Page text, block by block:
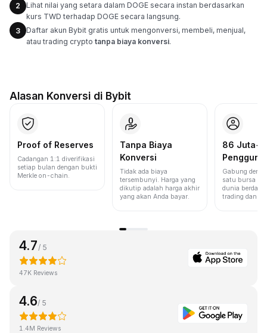
2
Lihat nilai yang setara dalam DOGE secara instan berdasarkan
kurs TWD terhadap DOGE secara langsung.
3
Daftar akun Bybit gratis untuk mengonversi, membeli, menjual,
atau trading crypto tanpa biaya konversi.
Alasan Konversi di Bybit
Proof of Reserves
Cadangan 1:1 diverifikasi
setiap bulan dengan bukti
Merkle on-chain.
Tanpa Biaya
Konversi
Tidak ada biaya
tersembunyi. Harga yang
dikutip adalah harga akhir
yang akan Anda bayar.
86 Juta+
Pengguna
Gabung
satu bursa
dunia
trading dan
4.7 / 5
47K Reviews
4.6/ 5
1.4M Reviews